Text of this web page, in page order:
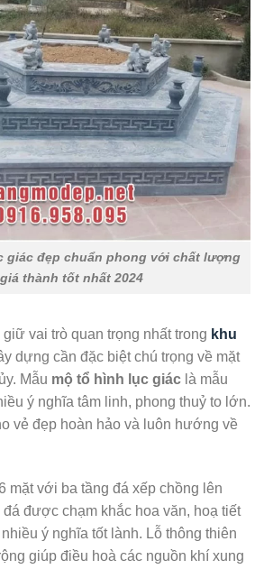
giác đẹp chuẩn phong với chất lượng
thành tốt nhất 2024
vai trò quan trọng nhất trong khu
dựng cần đặc biệt chú trọng về mặt
Mẫu mộ tổ hình lục giác là mẫu
ý nghĩa tâm linh, phong thuỷ to lớn.
vẻ đẹp hoàn hảo và luôn hướng về
mặt với ba tầng đá xếp chồng lên
đá được chạm khắc hoa văn, hoạ tiết
ý nghĩa tốt lành. Lỗ thông thiên
giúp điều hoà các nguồn khí xung